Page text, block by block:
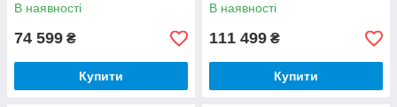
В наявності
74 599 ₴
Купити
В наявності
111 499 ₴
Купити